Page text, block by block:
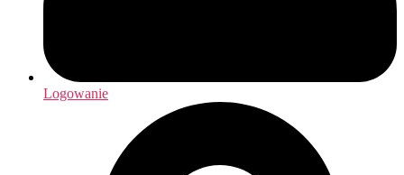
Logowanie